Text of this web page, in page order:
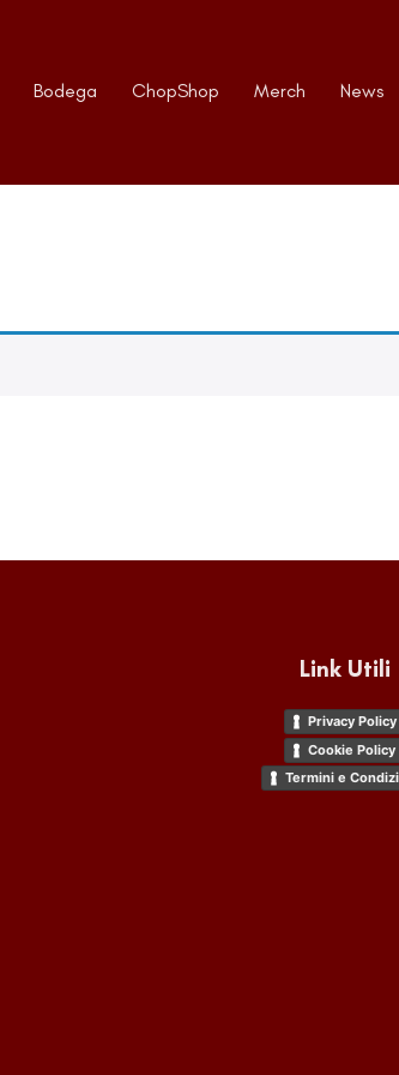
Bodega ChopShop Merch News
Link Utili
Privacy Policy
Cookie Policy
Termini e